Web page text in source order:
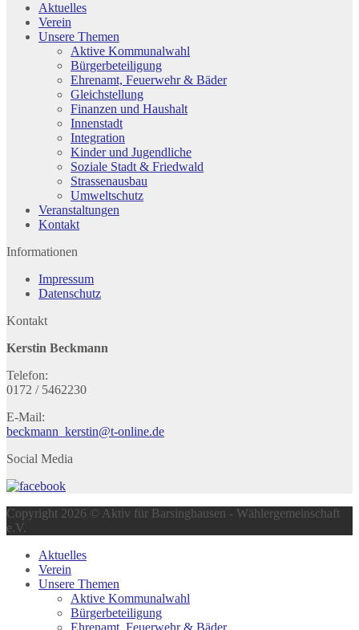
Aktuelles
Verein
Unsere Themen
Aktive Kommunalwahl
Bürgerbeteiligung
Ehrenamt, Feuerwehr & Bäder
Gleichstellung
Finanzen und Haushalt
Innenstadt
Integration
Kinder und Jugendliche
Soziale Stadt & Friedwald
Strassenausbau
Umweltschutz
Veranstaltungen
Kontakt
Informationen
Impressum
Datenschutz
Kontakt
Kerstin Beckmann
Telefon:
0172 / 5462230
E-Mail:
beckmann_kerstin@t-online.de
Social Media
Copyright 2026 © Aktiv für Barsinghausen - Wählergemeinschaft
e.V.
Aktuelles
Verein
Unsere Themen
Aktive Kommunalwahl
Bürgerbeteiligung